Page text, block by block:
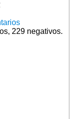
229 negativos.